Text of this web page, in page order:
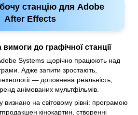
станцію для Adobe
After Effects
до графічної станції
Systems щорічно працюють над
Адже запити зростають,
— доповнена реальність,
анімованих мультфільмів.
визнано на світовому рівні: програмою
кінокартин, створенні